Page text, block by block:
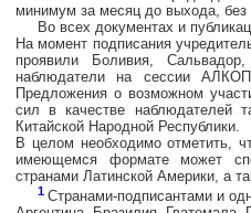
минимум за месяц до выхода, без
Во всех документах и
На момент подписания
проявили Боливия,
наблюдатели на сессии
Предложения о возможном
сил в качестве наблюдателей
Китайской Народной Республики.
В целом необходимо отметить,
имеющемся формате может
странами Латинской Америки, а
1 Странами-подписантами и